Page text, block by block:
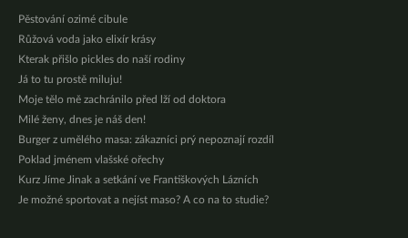
Pěstování ozimé cibule
Růžová voda jako elixír krásy
Kterak přišlo pickles do naší rodiny
Já to tu prostě miluju!
Moje tělo mě zachránilo před lží od doktora
Milé ženy, dnes je náš den!
Burger z umělého masa: zákazníci prý nepoznají rozdíl
Poklad jménem vlašské ořechy
Kurz Jíme Jinak a setkání ve Františkových Lázních
Je možné sportovat a nejíst maso? A co na to studie?